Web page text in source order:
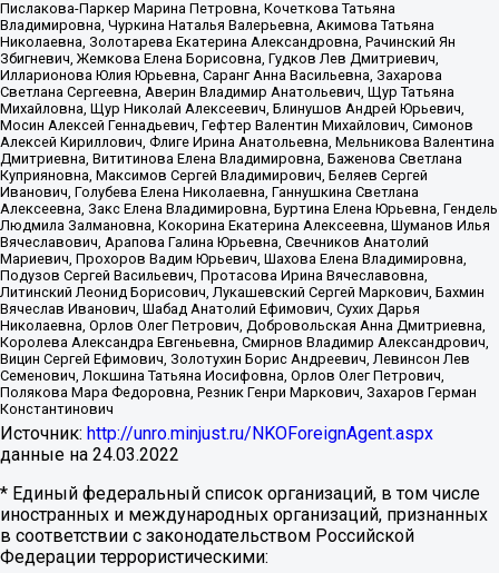
Пислакова-Паркер Марина Петровна, Кочеткова Татьяна
Владимировна, Чуркина Наталья Валерьевна, Акимова Татьяна
Николаевна, Золотарева Екатерина Александровна, Рачинский Ян
Збигневич, Жемкова Елена Борисовна, Гудков Лев Дмитриевич,
Илларионова Юлия Юрьевна, Саранг Анна Васильевна, Захарова
Светлана Сергеевна, Аверин Владимир Анатольевич, Щур Татьяна
Михайловна, Щур Николай Алексеевич, Блинушов Андрей Юрьевич,
Мосин Алексей Геннадьевич, Гефтер Валентин Михайлович, Симонов
Алексей Кириллович, Флиге Ирина Анатольевна, Мельникова Валентина
Дмитриевна, Вититинова Елена Владимировна, Баженова Светлана
Куприяновна, Максимов Сергей Владимирович, Беляев Сергей
Иванович, Голубева Елена Николаевна, Ганнушкина Светлана
Алексеевна, Закс Елена Владимировна, Буртина Елена Юрьевна, Гендель
Людмила Залмановна, Кокорина Екатерина Алексеевна, Шуманов Илья
Вячеславович, Арапова Галина Юрьевна, Свечников Анатолий
Мариевич, Прохоров Вадим Юрьевич, Шахова Елена Владимировна,
Подузов Сергей Васильевич, Протасова Ирина Вячеславовна,
Литинский Леонид Борисович, Лукашевский Сергей Маркович, Бахмин
Вячеслав Иванович, Шабад Анатолий Ефимович, Сухих Дарья
Николаевна, Орлов Олег Петрович, Добровольская Анна Дмитриевна,
Королева Александра Евгеньевна, Смирнов Владимир Александрович,
Вицин Сергей Ефимович, Золотухин Борис Андреевич, Левинсон Лев
Семенович, Локшина Татьяна Иосифовна, Орлов Олег Петрович,
Полякова Мара Федоровна, Резник Генри Маркович, Захаров Герман
Константинович
Источник: http://unro.minjust.ru/NKOForeignAgent.aspx
данные на 24.03.2022
* Единый федеральный список организаций, в том числе
иностранных и международных организаций, признанных
в соответствии с законодательством Российской
Федерации террористическими: